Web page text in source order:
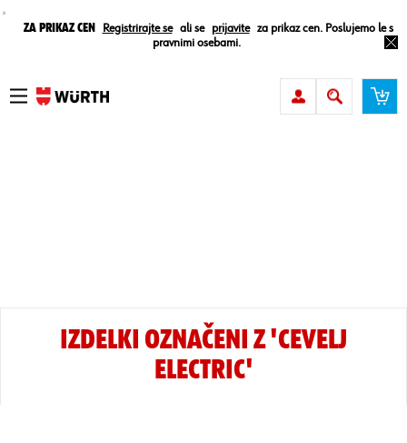
¸
Za prikaz cen Registrirajte se ali se prijavite
za prikaz cen. Poslujemo le s
pravnimi osebami.
IZDELKI OZNAČENI Z 'CEVELJ
ELECTRIC'